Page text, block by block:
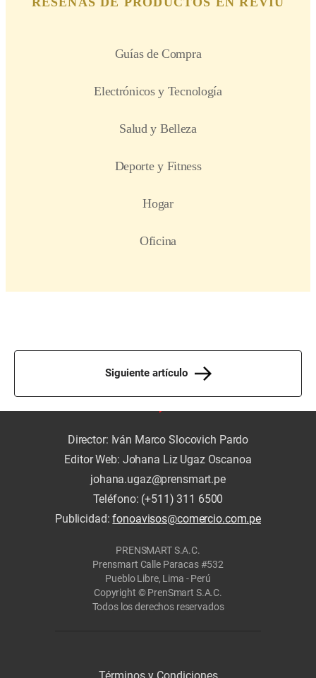
Siguiente artículo
Director: Iván Marco Slocovich Pardo
Editor Web: Johana Liz Ugaz Oscanoa
johana.ugaz@prensmart.pe
Teléfono: (+511) 311 6500
Publicidad:fonoavisos@comercio.com.pe
PRENSMART S.A.C.
Prensmart Calle Paracas #532
Pueblo Libre, Lima - Perú
Copyright © PrenSmart S.A.C.
Todos los derechos reservados